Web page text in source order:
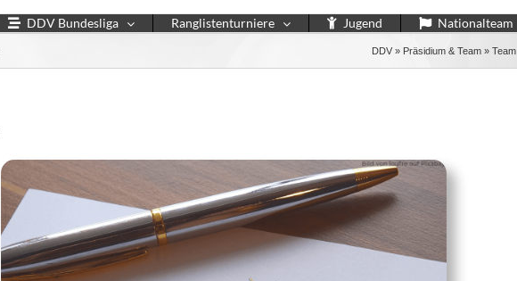
DDV Bundesliga Ranglistenturniere Jugend Nationalteam
DDV » Präsidium & Team » Team